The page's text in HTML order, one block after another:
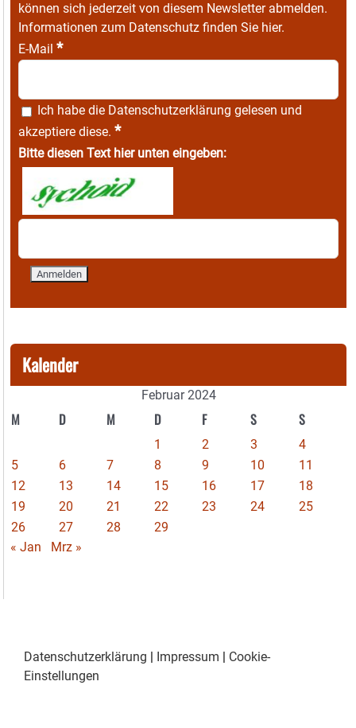
können sich jederzeit von diesem Newsletter abmelden.
Informationen zum Datenschutz finden Sie hier.
E-Mail *
Ich habe die Datenschutzerklärung gelesen und
akzeptiere diese. *
Bitte diesen Text hier unten eingeben:
Kalender
Februar 2024
M D M D F S S
1 2 3
4
5
6 7 8 9 10
11
12
13 14 15 16 17
18
19
20 21 22 23 24
25
26
27 28
29
« Jan
Mrz »
Datenschutzerklärung Impressum
Cookie-
Einstellungen